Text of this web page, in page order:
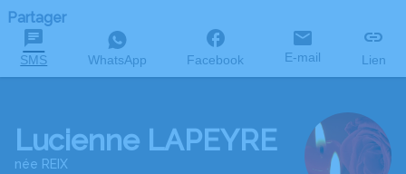
Partager
SMS WhatsApp Facebook E-mail Lien
Lucienne LAPEYRE
née REIX